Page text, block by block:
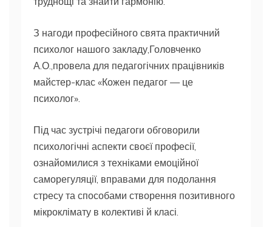
З нагоди професійного свята практичний
психолог нашого закладу,Головченко
А.О.,провела для педагогічних працівників
майстер-клас «Кожен педагог — це
психолог».
Під час зустрічі педагоги обговорили
психологічні аспекти своєї професії,
ознайомилися з техніками емоційної
саморегуляції, вправами для подолання
стресу та способами створення позитивного
мікроклімату в колективі й класі.